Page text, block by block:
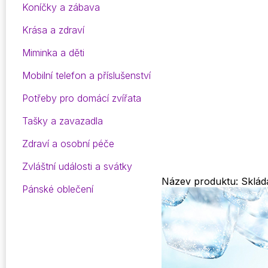
Koníčky a zábava
Krása a zdraví
Miminka a děti
Mobilní telefon a příslušenství
Potřeby pro domácí zvířata
Tašky a zavazadla
Zdraví a osobní péče
Zvláštní události a svátky
Pánské oblečení
Název produktu: